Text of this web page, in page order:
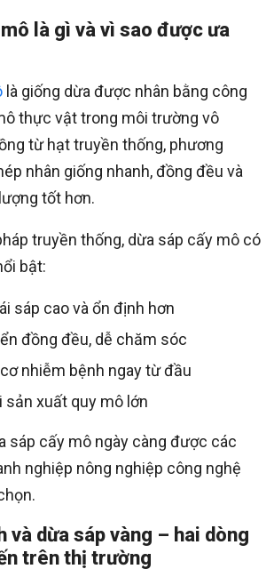
là gì và vì sao được ưa
là giống dừa được nhân bằng công
thực vật trong môi trường vô
từ hạt truyền thống, phương
nhân giống nhanh, đồng đều và
tốt hơn.
truyền thống, dừa sáp cấy mô có
bật:
sáp cao và ổn định hơn
đồng đều, dễ chăm sóc
nhiễm bệnh ngay từ đầu
sản xuất quy mô lớn
sáp cấy mô ngày càng được các
nghiệp nông nghiệp công nghệ
và dừa sáp vàng – hai dòng
trên thị trường